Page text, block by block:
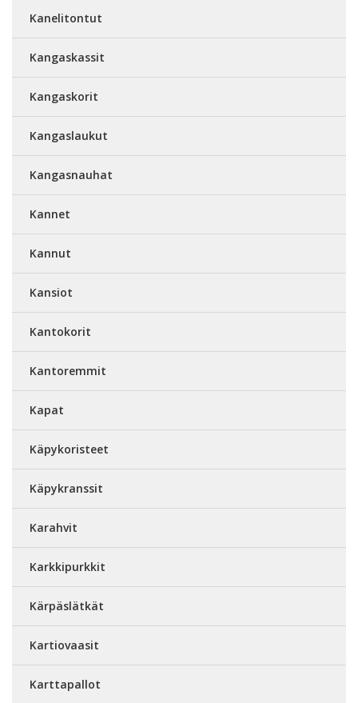
Kanelitontut
Kangaskassit
Kangaskorit
Kangaslaukut
Kangasnauhat
Kannet
Kannut
Kansiot
Kantokorit
Kantoremmit
Kapat
Käpykoristeet
Käpykranssit
Karahvit
Karkkipurkkit
Kärpäslätkät
Kartiovaasit
Karttapallot